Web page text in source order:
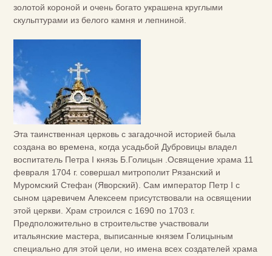
золотой короной и очень богато украшена круглыми
скульптурами из белого камня и лепниной.
Эта таинственная церковь с загадочной историей была
создана во времена, когда усадьбой Дубровицы владел
воспитатель Петра I князь Б.Голицын .Освящение храма 11
февраля 1704 г. совершал митрополит Рязанский и
Муромский Стефан (Яворский). Сам император Петр I с
сыном царевичем Алексеем присутствовали на освящении
этой церкви. Храм строился с 1690 по 1703 г.
Предположительно в строительстве участвовали
итальянские мастера, выписанные князем Голицыным
специально для этой цели, но имена всех создателей храма